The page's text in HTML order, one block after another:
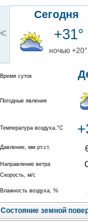
<
Сегодня
+31°
ночью +20°
Время суток
Погодные явления
Температура воздуха,°C
Давление, мм рт.ст.
Направление ветра
Скорость, м/с
Влажность воздуха, %
Состояние земной